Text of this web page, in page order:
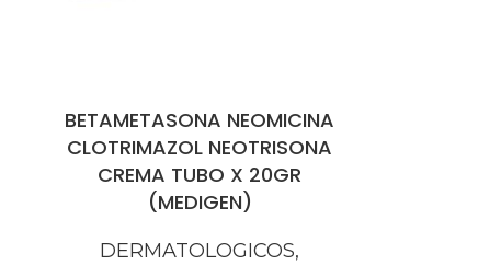
BETAMETASONA NEOMICINA
CLOTRIMAZOL NEOTRISONA
CREMA TUBO X 20GR
(MEDIGEN)
DERMATOLOGICOS,